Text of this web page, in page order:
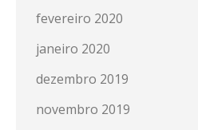
fevereiro 2020
janeiro 2020
dezembro 2019
novembro 2019